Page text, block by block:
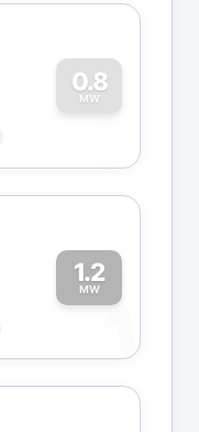
0.8
MW
0
1.2
MW
1